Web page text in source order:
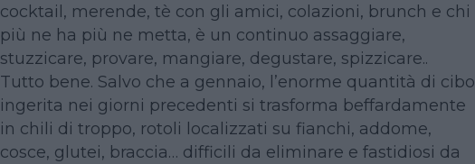
cocktail, merende, tè con gli amici, colazioni, brunch e chi
più ne ha più ne metta, è un continuo assaggiare,
stuzzicare, provare, mangiare, degustare, spizzicare..
Tutto bene. Salvo che a gennaio, l’enorme quantità di cibo
ingerita nei giorni precedenti si trasforma beffardamente
in chili di troppo, rotoli localizzati su fianchi, addome,
cosce, glutei, braccia… difficili da eliminare e fastidiosi da